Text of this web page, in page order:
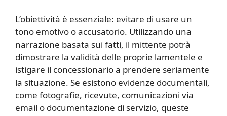
L’obiettività è essenziale: evitare di usare un
tono emotivo o accusatorio. Utilizzando una
narrazione basata sui fatti, il mittente potrà
dimostrare la validità delle proprie lamentele e
istigare il concessionario a prendere seriamente
la situazione. Se esistono evidenze documentali,
come fotografie, ricevute, comunicazioni via
email o documentazione di servizio, queste